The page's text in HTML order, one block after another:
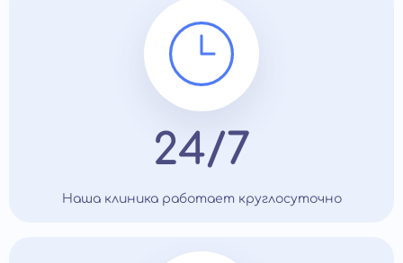
24/7
Наша клиника работает круглосуточно